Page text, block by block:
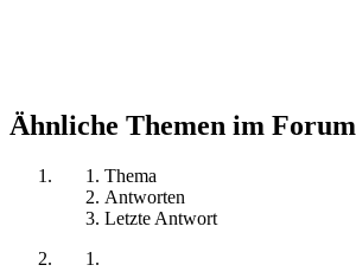
Ähnliche Themen im Forum
Thema
Antworten
Letzte Antwort